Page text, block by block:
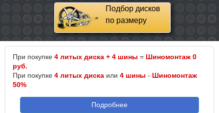
Подбор дисков
по размеру
При покупке 4 литых диска + 4 шины = Шиномонтаж 0
руб.
При покупке 4 литых диска или 4 шины - Шиномонтаж
50%
Подробнее